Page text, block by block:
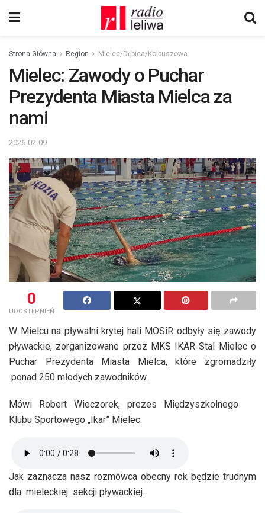
Strona Główna Region Mielec/Dębica/Kolbuszowa
Mielec: Zawody o Puchar
Prezydenta Miasta Mielca za
nami
2026-02-09
0
UDOSTĘPNIEŃ
W Mielcu na pływalni krytej hali MOSiR odbyły się zawody
pływackie, zorganizowane przez MKS IKAR Stal Mielec o
Puchar Prezydenta Miasta Mielca, które zgromadziły
ponad 250 młodych zawodników.
Mówi Robert Wieczorek, prezes Międzyszkolnego
Klubu Sportowego „Ikar” Mielec.
Jak zaznacza nasz rozmówca obecny rok będzie trudnym
dla mieleckiej sekcji pływackiej.